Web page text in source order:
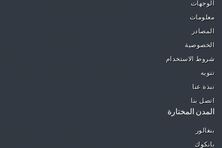
الوجهات
معلومات
المصادر
الخصوصية
شروط الاستخدام
تنويه
نبذة عنا
اتصل بنا
المدن المختارة
بنغالور
بانكوك